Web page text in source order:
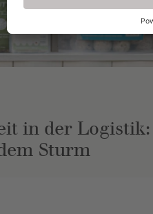
in der
Sturm